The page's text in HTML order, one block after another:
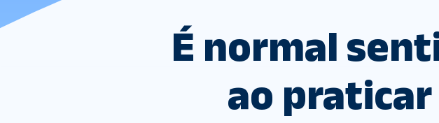
É normal
ao praticar